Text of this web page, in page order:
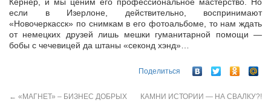
Кёрнер, и мы ценим его профессиональное мастерство. Но
если в Изерлоне, действительно, воспринимают
«Новочеркасск» по снимкам в его фотоальбоме, то нам ждать
от немецких друзей лишь мешки гуманитарной помощи —
бобы с чечевицей да штаны «секонд хэнд»…
Поделиться
← «МАГНЕТ» – БИЗНЕС ДОБРЫХ
КАМНИ ИСТОРИИ — НА СВАЛКУ?!